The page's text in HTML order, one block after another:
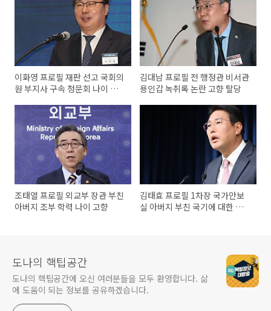
이화영 프로필 재판 선고 국회의
원 부지사 구속 청문회 나이 학
김대남 프로필 전 행정관 비서관
용인갑 녹취록 논란 고향 탈당
조태열 프로필 외교부 장관 부친
아버지 조부 학력 나이 고향
김태효 프로필 1차장 국가안보
실 아버지 부친 국기에 대한 경
도나의 핵팁공간
도나의 핵팁공간에 오신 여러분들을 모두 환영합니다. 삶
에 도움이 되는 정보를 공유하겠습니다.